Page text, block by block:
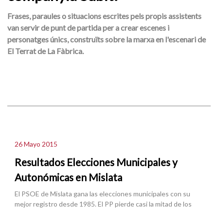
Frases, paraules o situacions escrites pels propis assistents
van servir de punt de partida per a crear escenes i
personatges únics, construïts sobre la marxa en l'escenari de
El Terrat de La Fàbrica.
26 Mayo 2015
Resultados Elecciones Municipales y
Autonómicas en Mislata
El PSOE de Mislata gana las elecciones municipales con su
mejor registro desde 1985. El PP pierde casi la mitad de los